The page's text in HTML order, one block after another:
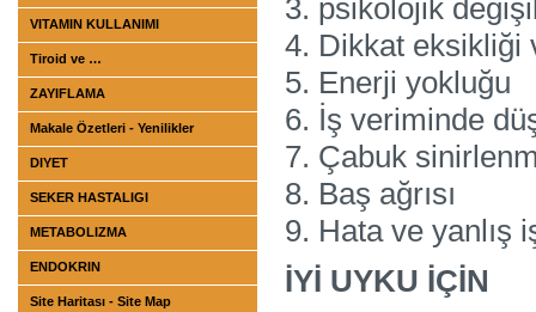
VITAMIN KULLANIMI
Tiroid ve …
ZAYIFLAMA
Makale Özetleri - Yenilikler
DIYET
SEKER HASTALIGI
METABOLIZMA
ENDOKRIN
Site Haritası - Site Map
3. psikolojik
4. Dikkat eksikliği
5. Enerji yokluğu
6. İş veriminde
7. Çabuk
8. Baş ağrısı
9. Hata ve yanlış
İYİ UYKU İÇİN